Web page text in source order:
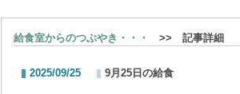
給食室からのつぶやき・・・ >> 記事詳細
2025/09/25 9月25日の給食